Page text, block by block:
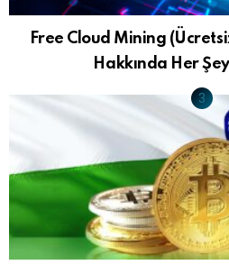
Free Cloud Mining
Hakkında Her